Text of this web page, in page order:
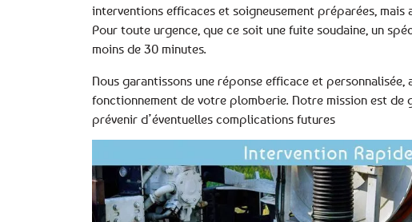
interventions efficaces et soigneusement préparées,
Pour toute urgence, que ce soit une fuite soudaine, un
moins de 30 minutes.
Nous garantissons une réponse efficace et
fonctionnement de votre plomberie. Notre mission est de
prévenir d’éventuelles complications futures